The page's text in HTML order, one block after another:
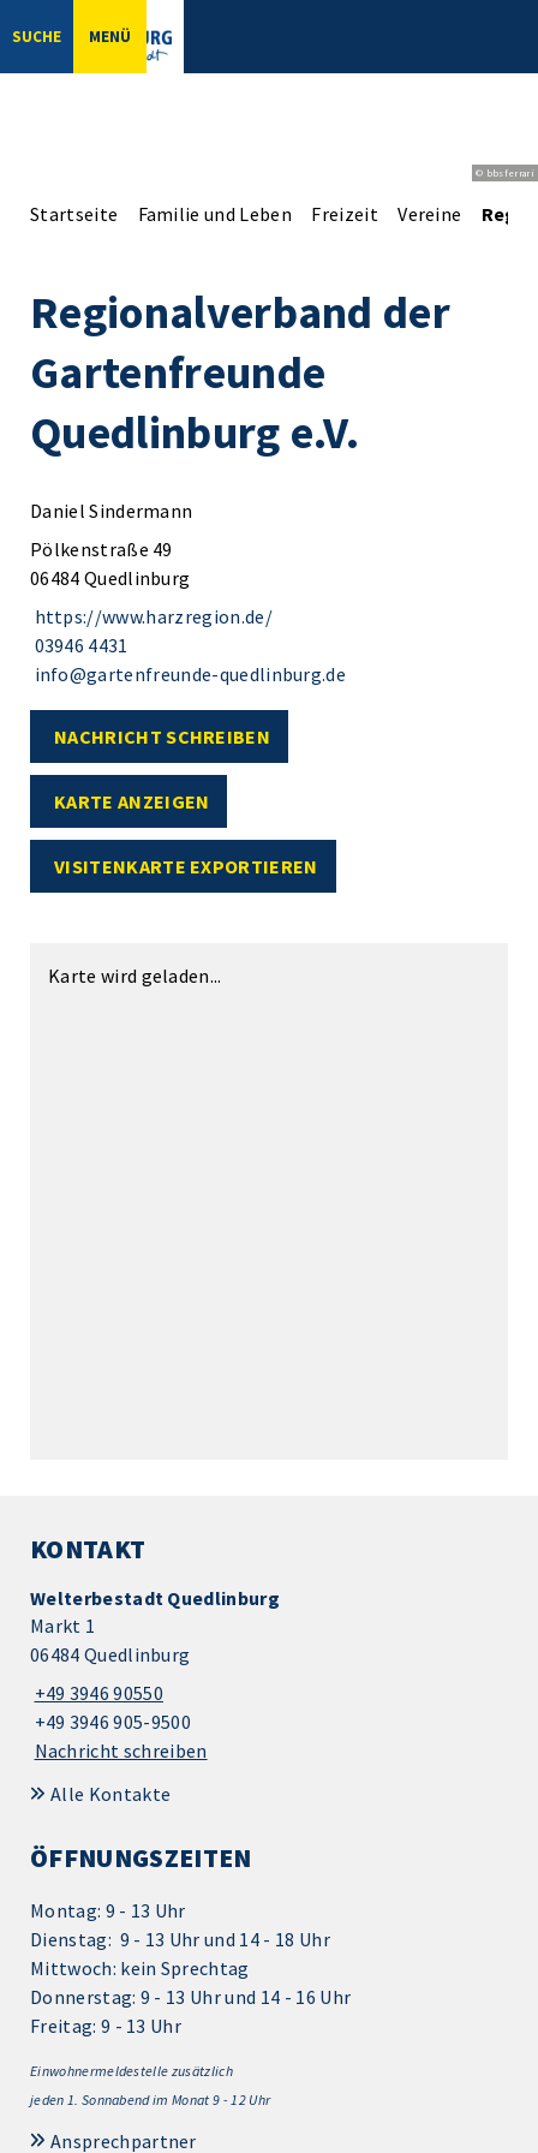
SUCHE MENÜ
© bbsferrari
Startseite Familie und Leben Freizeit Vereine
Regionalverband der
Gartenfreunde
Quedlinburg e.V.
Daniel Sindermann
Pölkenstraße 49
06484 Quedlinburg
https://www.harzregion.de/
03946 4431
info@gartenfreunde-quedlinburg.de
NACHRICHT SCHREIBEN
KARTE ANZEIGEN
VISITENKARTE EXPORTIEREN
Karte wird geladen...
KONTAKT
Welterbestadt Quedlinburg
Markt 1
06484 Quedlinburg
+49 3946 90550
+49 3946 905-9500
Nachricht schreiben
Alle Kontakte
ÖFFNUNGSZEITEN
Montag: 9 - 13 Uhr
Dienstag: 9 - 13 Uhr und 14 - 18 Uhr
Mittwoch: kein Sprechtag
Donnerstag: 9 - 13 Uhr und 14 - 16 Uhr
Freitag: 9 - 13 Uhr
Einwohnermeldestelle zusätzlich
jeden 1. Sonnabend im Monat 9 - 12 Uhr
Ansprechpartner